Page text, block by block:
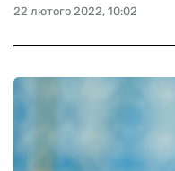
22 лютого 2022, 10:02